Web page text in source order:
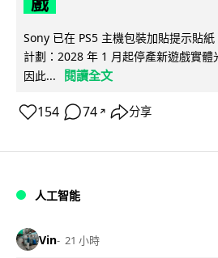
Sony 已在 PS5 主機包裝加貼提示貼
計劃：2028 年 1 月起停產新遊戲實體
因此...
閱讀全文
154 74 ↗ 分享
人工智能
Vin 21 小時